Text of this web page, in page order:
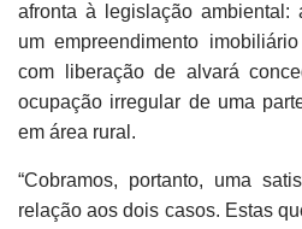
afronta à legislação ambiental:
um empreendimento
com liberação de alvará
ocupação irregular de uma
em área rural.
“Cobramos, portanto, uma
relação aos dois casos. Estas